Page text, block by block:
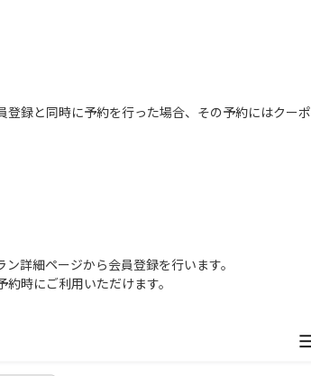
録と同時に予約を行った場合、その予約にはクーポ
詳細ページから会員登録を行います。
時にご利用いただけます。